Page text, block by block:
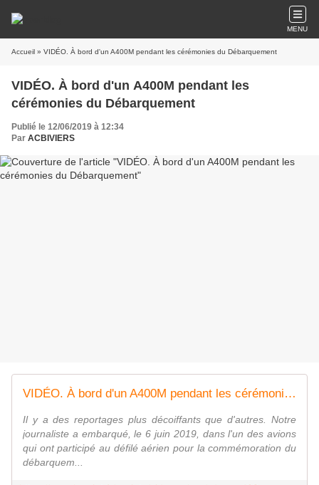
MENU
Accueil » VIDÉO. À bord d'un A400M pendant les cérémonies du Débarquement
VIDÉO. À bord d'un A400M pendant les
cérémonies du Débarquement
Publié le 12/06/2019 à 12:34
Par ACBIVIERS
VIDÉO. À bord d'un A400M pendant les cérémonies du Débarquement
Il y a des reportages plus décoiffants que d'autres. Notre
journaliste a embarqué, le 6 juin 2019, dans l'un des avions
qui ont participé au défilé aérien pour la commémoration du
débarquem...